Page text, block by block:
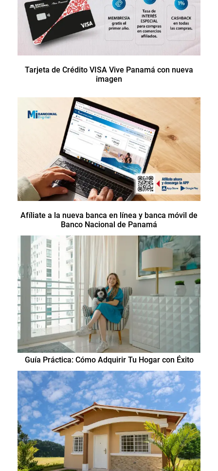
Tarjeta de Crédito VISA Vive Panamá con nueva
imagen
Afíliate a la nueva banca en línea y banca móvil de
Banco Nacional de Panamá
Guía Práctica: Cómo Adquirir Tu Hogar con Éxito